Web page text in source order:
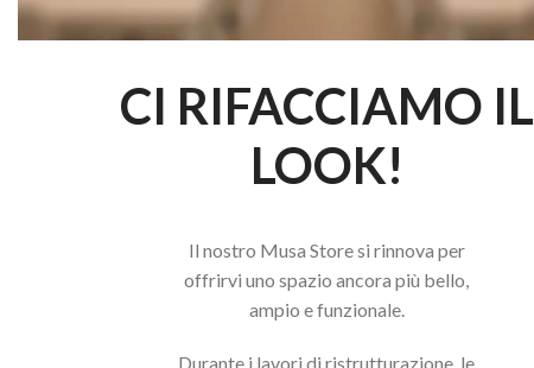
CI RIFACCIAMO IL
LOOK!
Il nostro Musa Store si rinnova per
offrirvi uno spazio ancora più bello,
ampio e funzionale.
Durante i lavori di ristrutturazione, le